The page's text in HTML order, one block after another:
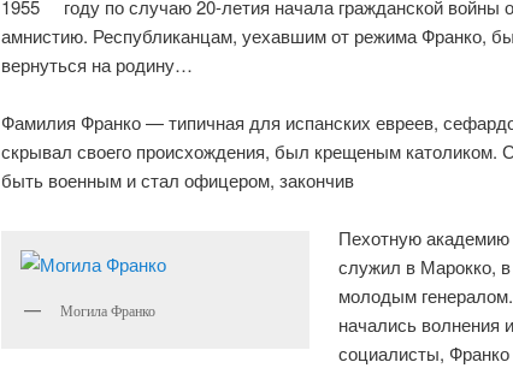
1955 году по случаю 20-летия начала гражданской войны
амнистию. Республиканцам, уехавшим от режима Франко,
вернуться на родину…
Фамилия Франко — типичная для испанских евреев,
скрывал своего происхождения, был крещеным католиком.
быть военным и стал офицером, закончив
Могила Франко
Пехотную
служил в Марокко,
молодым
начались
социалисты,